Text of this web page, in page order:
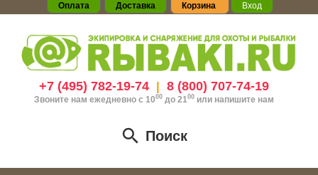
Оплата Доставка Корзина Вход
+7 (495) 782-19-74| 8 (800) 707-74-19
Звоните нам ежедневно с 1000до 21 00 или напишите нам
Поиск